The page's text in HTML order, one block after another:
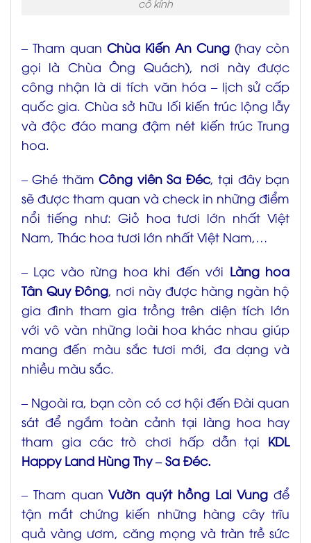
cổ kính
– Tham quan Chùa Kiến An Cung (hay còn
gọi là Chùa Ông Quách), nơi này được
công nhận là di tích văn hóa – lịch sử cấp
quốc gia. Chùa sở hữu lối kiến trúc lộng lẫy
và độc đáo mang đậm nét kiến trúc Trung
hoa.
– Ghé thămCông viên Sa Đéc, tại đây bạn
sẽ được tham quan và check in những điểm
nổi tiếng như: Giỏ hoa tươi lớn nhất Việt
Nam, Thác hoa tươi lớn nhất Việt Nam,…
– Lạc vào rừng hoa khi đến với Làng hoa
Tân Quy Đông, nơi này được hàng ngàn hộ
gia đình tham gia trồng trên diện tích lớn
với vô vàn những loài hoa khác nhau giúp
mang đến màu sắc tươi mới, đa dạng và
nhiều màu sắc.
– Ngoài ra, bạn còn có cơ hội đến Đài quan
sát để ngắm toàn cảnh tại làng hoa hay
tham gia các trò chơi hấp dẫn tại KDL
Happy Land Hùng Thy – Sa Đéc.
– Tham quanVườn quýt hồng Lai Vung để
tận mắt chứng kiến những hàng cây trĩu
quả vàng ươm, căng mọng và tràn trề sức